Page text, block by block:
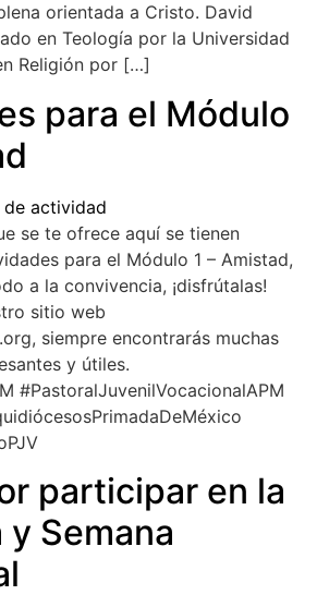
orientada a Cristo. David
en Teología por la Universidad
Religión por […]
para el Módulo
se te ofrece aquí se tienen
para el Módulo 1 – Amistad,
a la convivencia, ¡disfrútalas!
sitio web
siempre encontrarás muchas
y útiles.
#PastoralJuvenilVocacionalAPM
participar en la
Semana